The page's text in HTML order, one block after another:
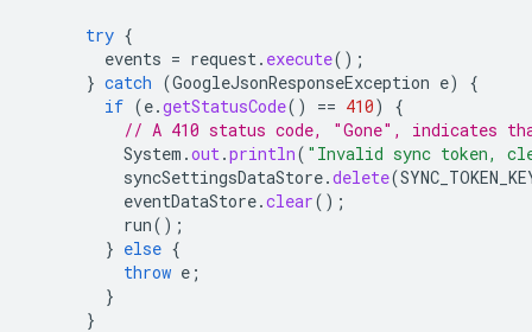
try {
events = request. execute();
} catch (GoogleJsonResponseException e)
{
if (e.getStatusCode() == 410)
{
// A 410 status code, "Gone", indicates
System .out.println( "Invalid sync token,
syncSettingsDataStore.delete(
eventDataStore.clear();
run();
} else {
throw e ;
}
}